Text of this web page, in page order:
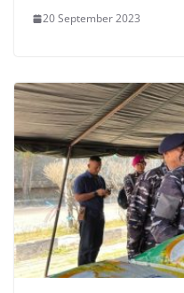
20 September 2023